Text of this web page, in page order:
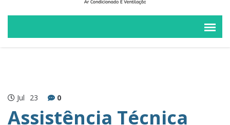
Jul 23 0
Assistência Técnica